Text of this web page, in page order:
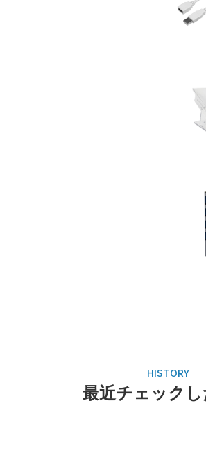
最近チェック